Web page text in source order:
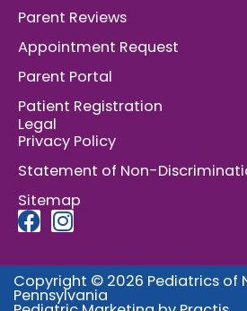
Parent Reviews
Appointment Request
Parent Portal
Patient Registration
Legal
Privacy Policy
Statement of Non-
Sitemap
F
a
c
e
I
n
s
t
Copyright © 2026 Pediatrics of
Pennsylvania